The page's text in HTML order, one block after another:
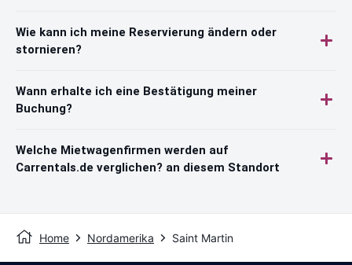
Wie kann ich meine Reservierung ändern oder
stornieren?
Wann erhalte ich eine Bestätigung meiner
Buchung?
Welche Mietwagenfirmen werden auf
Carrentals.de verglichen? an diesem Standort
Home Nordamerika Saint Martin